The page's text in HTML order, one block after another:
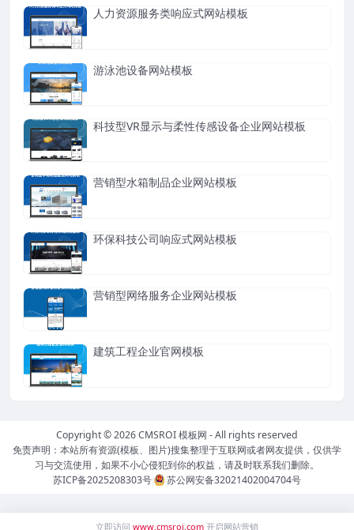
人力资源服务类响应式网站模板
游泳池设备网站模板
科技型VR显示与柔性传感设备企业网站模板
营销型水箱制品企业网站模板
环保科技公司响应式网站模板
营销型网络服务企业网站模板
建筑工程企业官网模板
Copyright © 2026CMSROI 模板网 - All rights reserved
免责声明：本站所有资源(模板、图片)搜集整理于互联网或者网友提供，仅供学
习与交流使用，如果不小心侵犯到你的权益，请及时联系我们删除。
苏ICP备2025208303号
苏公网安备32021402004704号
立即访问 www.cmsroi.com 开启网站营销